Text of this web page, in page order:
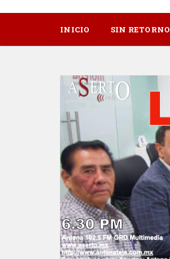
INICIO SIN RETORNO